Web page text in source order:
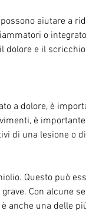
aiutare a
o
dolore e il
a dolore, è
è
di una lesione o
Questo può
Con alcune
anche una delle